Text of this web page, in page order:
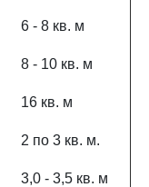
6 - 8 кв. м
8 - 10 кв. м
16 кв. м
2 по 3 кв. м.
3,0 - 3,5 кв. м